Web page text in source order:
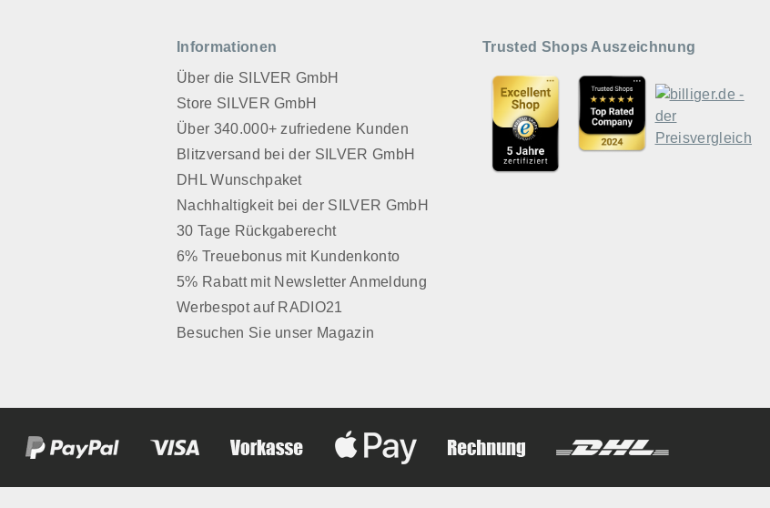
Informationen
Über die SILVER GmbH
Store SILVER GmbH
Über 340.000+ zufriedene Kunden
Blitzversand bei der SILVER GmbH
DHL Wunschpaket
Nachhaltigkeit bei der SILVER GmbH
30 Tage Rückgaberecht
6% Treuebonus mit Kundenkonto
5% Rabatt mit Newsletter Anmeldung
Werbespot auf RADIO21
Besuchen Sie unser Magazin
Trusted Shops Auszeichnung